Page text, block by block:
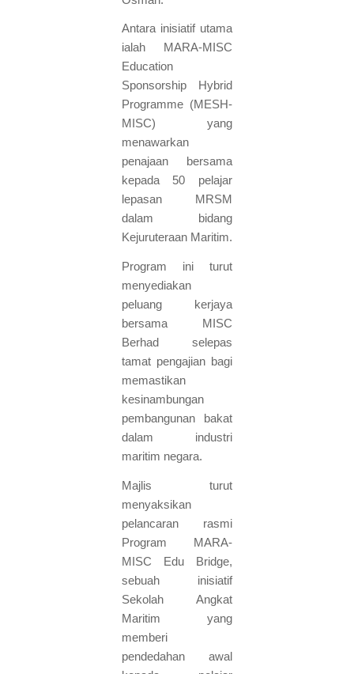
Antara inisiatif utama
ialah MARA-MISC
Education
Sponsorship Hybrid
Programme (MESH-
MISC) yang
menawarkan
penajaan bersama
kepada 50 pelajar
lepasan MRSM
dalam bidang
Kejuruteraan Maritim.
Program ini turut
menyediakan
peluang kerjaya
bersama MISC
Berhad selepas
tamat pengajian bagi
memastikan
kesinambungan
pembangunan bakat
dalam industri
maritim negara.
Majlis turut
menyaksikan
pelancaran rasmi
Program MARA-
MISC Edu Bridge,
sebuah inisiatif
Sekolah Angkat
Maritim yang
memberi
pendedahan awal